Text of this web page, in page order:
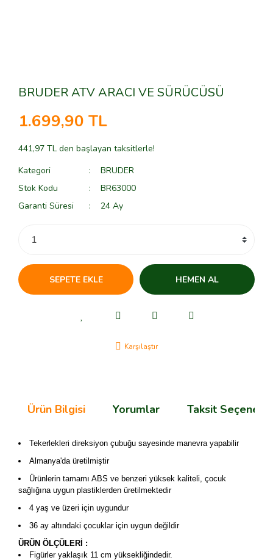
BRUDER ATV ARACI VE SÜRÜCÜSÜ
1.699,90 TL
441,97 TL den başlayan taksitlerle!
Kategori
BRUDER
Stok Kodu
BR63000
Garanti Süresi
24 Ay
SEPETE EKLE HEMEN AL
Karşılaştır
Ürün Bilgisi Yorumlar Taksit
Tekerlekleri direksiyon çubuğu sayesinde manevra yapabilir
Almanya'da üretilmiştir
Ürünlerin tamamı ABS ve benzeri yüksek kaliteli, çocuk
sağlığına uygun plastiklerden üretilmektedir
4 yaş ve üzeri için uygundur
36 ay altındaki çocuklar için uygun değildir
ÜRÜN ÖLÇÜLERİ :
Figürler yaklaşık 11 cm yüksekliğindedir.